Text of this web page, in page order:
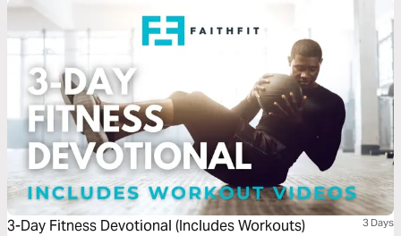
3-Day Fitness Devotional (Includes Workouts) 3 Days